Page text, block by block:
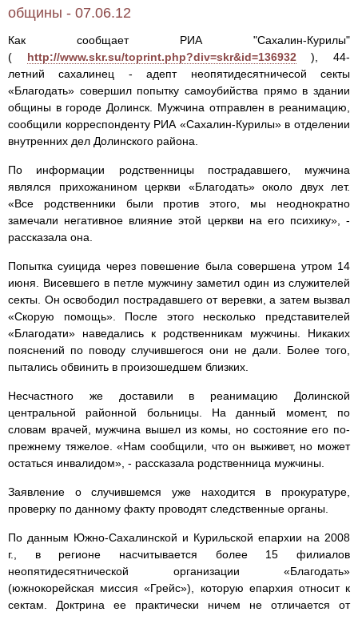
общины - 07.06.12
Как сообщает РИА "Сахалин-Курилы"
( http://www.skr.su/toprint.php?div=skr&id=136932 ), 44-
летний сахалинец - адепт неопятидесятничесой секты
«Благодать» совершил попытку самоубийства прямо в здании
общины в городе Долинск. Мужчина отправлен в реанимацию,
сообщили корреспонденту РИА «Сахалин-Курилы» в отделении
внутренних дел Долинского района.
По информации родственницы пострадавшего, мужчина
являлся прихожанином церкви «Благодать» около двух лет.
«Все родственники были против этого, мы неоднократно
замечали негативное влияние этой церкви на его психику», -
рассказала она.
Попытка суицида через повешение была совершена утром 14
июня. Висевшего в петле мужчину заметил один из служителей
секты. Он освободил пострадавшего от веревки, а затем вызвал
«Скорую помощь». После этого несколько представителей
«Благодати» наведались к родственникам мужчины. Никаких
пояснений по поводу случившегося они не дали. Более того,
пытались обвинить в произошедшем близких.
Несчастного же доставили в реанимацию Долинской
центральной районной больницы. На данный момент, по
словам врачей, мужчина вышел из комы, но состояние его по-
прежнему тяжелое. «Нам сообщили, что он выживет, но может
остаться инвалидом», - рассказала родственница мужчины.
Заявление о случившемся уже находится в прокуратуре,
проверку по данному факту проводят следственные органы.
По данным Южно-Сахалинской и Курильской епархии на 2008
г., в регионе насчитывается более 15 филиалов
неопятидесятнической организации «Благодать»
(южнокорейская миссия «Грейс»), которую епархия относит к
сектам. Доктрина ее практически ничем не отличается от